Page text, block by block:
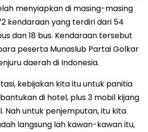
menyiapkan di masing-masing
kendaraan yang terdiri dari 54
dan 18 bus. Kendaraan tersebut
peserta Munaslub Partai Golkar
daerah di Indonesia.
kebijakan kita itu untuk panitia
di hotel, plus 3 mobil kijang
Nah untuk penjemputan, itu kita
langsung lah kawan-kawan itu,